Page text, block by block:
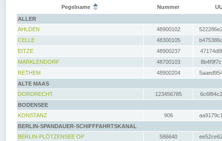
Pegelname Nummer
ALLER
AHLDEN
48900102
CELLE
48300105
EITZE
48900237
MARKLENDORF
48700103
RETHEM
48900204
ALTE MAAS
DORDRECHT
123456785
BODENSEE
KONSTANZ
906
BERLIN-SPANDAUER-SCHIFFFAHRTSKANAL
BERLIN-PLÖTZENSEE OP
586640